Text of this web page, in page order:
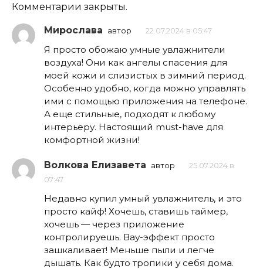
Комментарии закрыты.
Мирослава автор 22.07.2024 в 05:47
Я просто обожаю умные увлажнители
воздуха! Они как ангелы спасения для
моей кожи и слизистых в зимний период.
Особенно удобно, когда можно управлять
ими с помощью приложения на телефоне.
А еще стильные, подходят к любому
интерьеру. Настоящий must-have для
комфортной жизни!
Волкова Елизавета автор
25.07.2024 в
07:47
Недавно купил умный увлажнитель, и это
просто кайф! Хочешь, ставишь таймер,
хочешь — через приложение
контролируешь. Вау-эффект просто
зашкаливает! Меньше пыли и легче
дышать. Как будто тропики у себя дома.